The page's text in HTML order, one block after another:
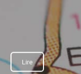
Lire